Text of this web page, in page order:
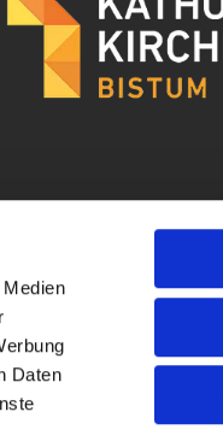
Daten